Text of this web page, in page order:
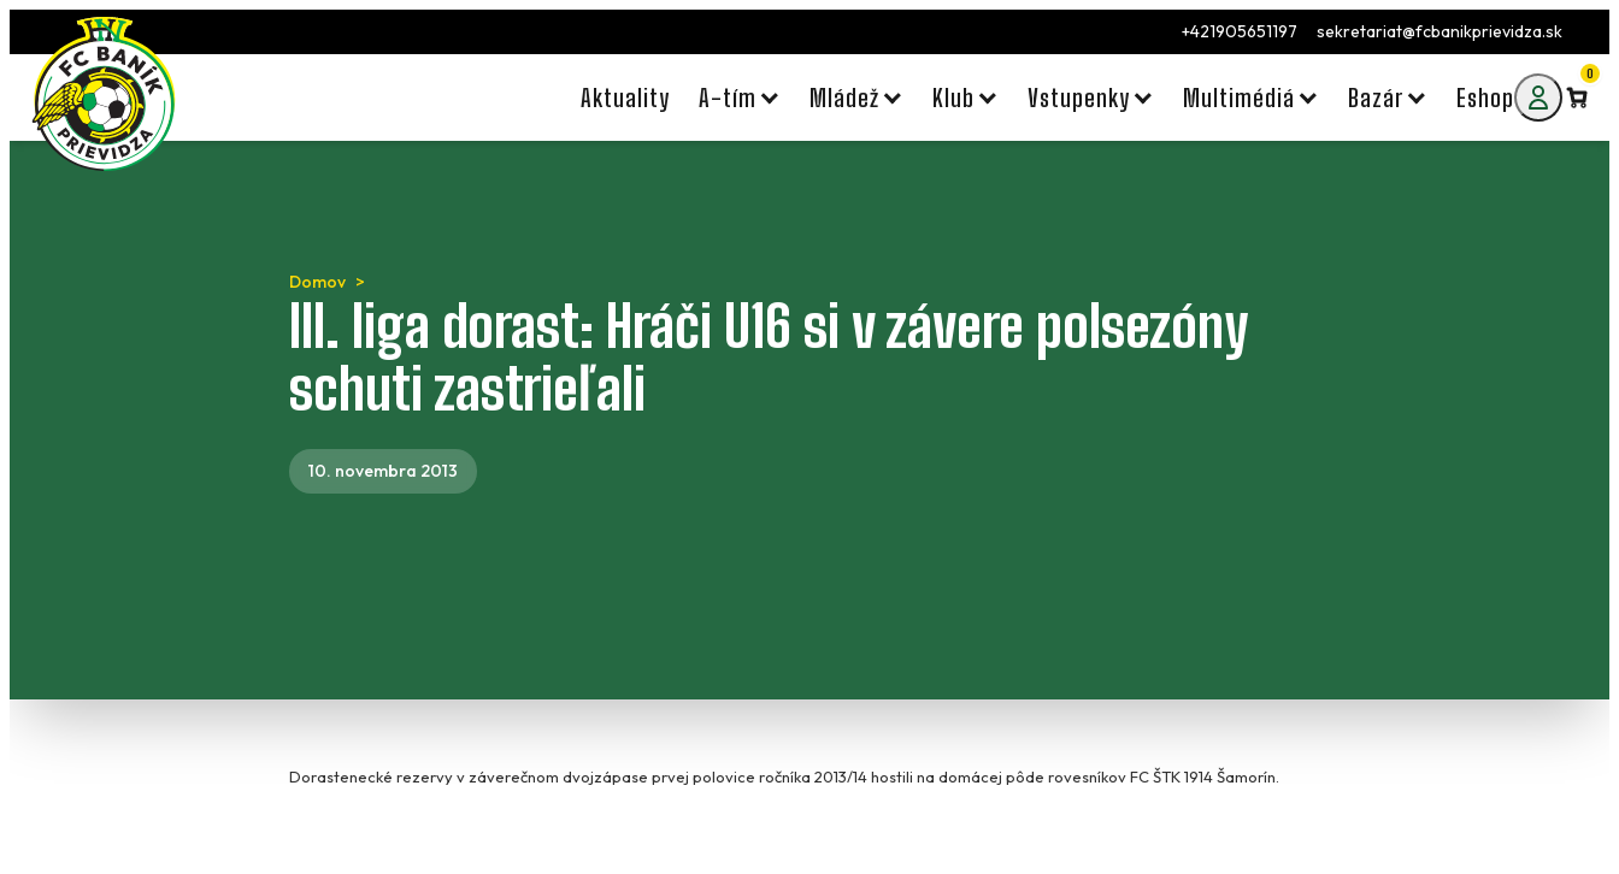
Preskočiť
na
obsah
+421905651197 sekretariat@fcbanikprievidza.sk
Aktuality A-tím Mládež Klub Vstupenky Multimédiá Bazár Eshop
0
Domov
III. liga dorast: Hráči U16 si v závere polsezóny
schuti zastrieľali
10. novembra 2013
Dorastenecké rezervy v záverečnom dvojzápase prvej polovice ročníka 2013/14 hostili na domácej pôde rovesníkov FC ŠTK 1914 Šamorín.